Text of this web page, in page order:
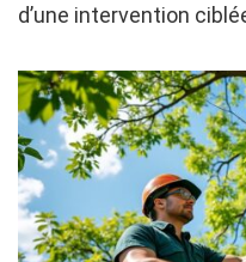
d’une intervention